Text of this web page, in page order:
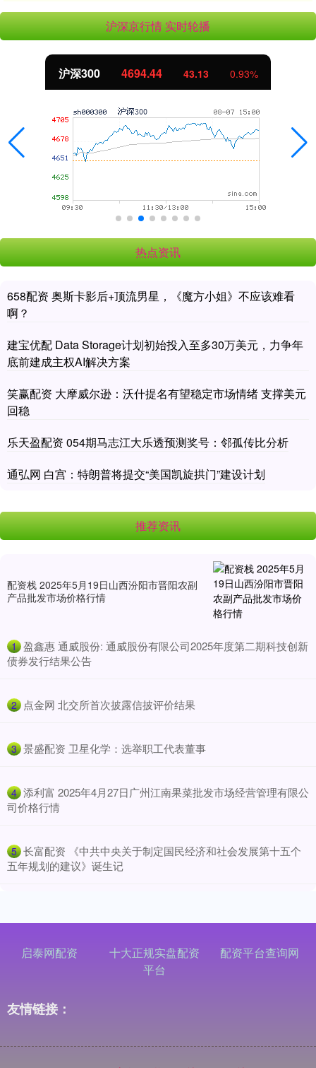
沪深京行情 实时轮播
沪深300 4694.44 43.13 0.93%
热点资讯
658配资 奥斯卡影后+顶流男星，《魔方小姐》不应该难看
啊？
建宝优配 Data Storage计划初始投入至多30万美元，力争年
底前建成主权AI解决方案
笑赢配资 大摩威尔逊：沃什提名有望稳定市场情绪 支撑美元
回稳
乐天盈配资 054期马志江大乐透预测奖号：邻孤传比分析
通弘网 白宫：特朗普将提交“美国凯旋拱门”建设计划
推荐资讯
配资栈 2025年5月19日山西汾阳市晋阳农副
产品批发市场价格行情
1 ​盈鑫惠 通威股份: 通威股份有限公司2025年度第二期科技创新
债券发行结果公告
2 ​点金网 北交所首次披露信披评价结果
3 ​景盛配资 卫星化学：选举职工代表董事
4 ​添利富 2025年4月27日广州江南果菜批发市场经营管理有限公
司价格行情
5 ​长富配资 《中共中央关于制定国民经济和社会发展第十五个
五年规划的建议》诞生记
启泰网配资
十大正规实盘配资
平台
配资平台查询网
友情链接：